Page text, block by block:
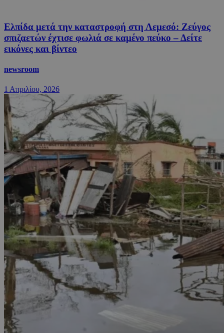
Ελπίδα μετά την καταστροφή στη Λεμεσό: Ζεύγος
σπιζαετών έχτισε φωλιά σε καμένο πεύκο – Δείτε
εικόνες και βίντεο
newsroom
1 Απριλίου, 2026